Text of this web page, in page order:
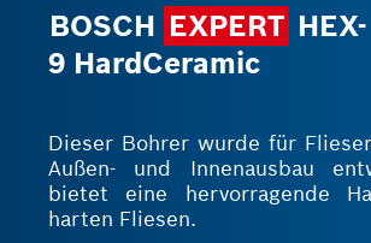
BOSCH EXPERT HEX-
9 HardCeramic
Dieser Bohrer wurde für
Außen- und Innenausbau
bietet eine hervorragende
harten Fliesen.